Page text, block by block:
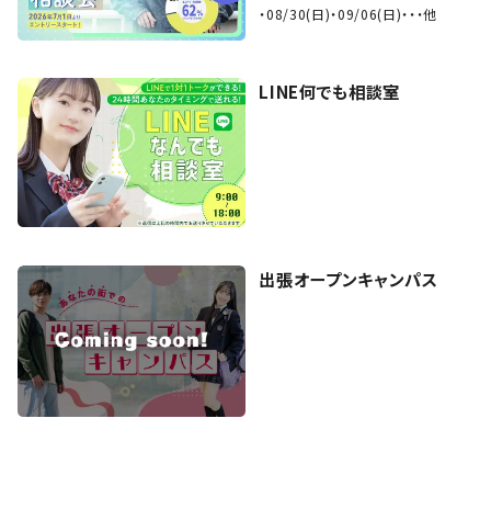
08/30(日) 09/06(日) ・・他
LINE何でも相談室
出張オープンキャンパス